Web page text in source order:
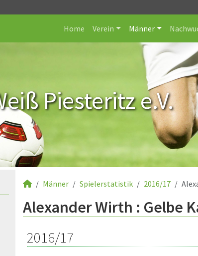
Home Verein Männer
Piesteritz e.V.
Männer Spielerstatistik 2016/17
Alexander Wirth : Gelbe
2016/17